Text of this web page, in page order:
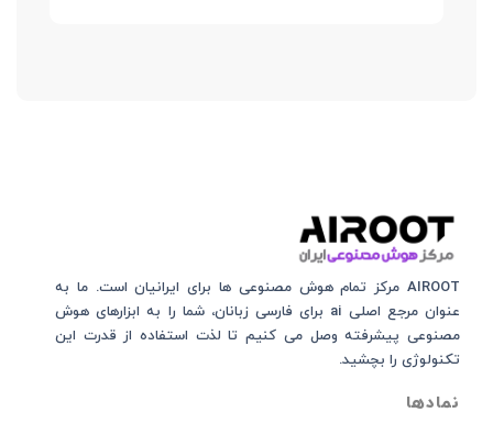
AIROOT مرکز تمام هوش مصنوعی‌‌‌ ها برای ایرانیان است. ما به
عنوان مرجع اصلی ai برای فارسی زبانان، شما را به ابزارهای هوش
مصنوعی پیشرفته وصل می کنیم تا لذت استفاده از قدرت این
تکنولوژی را بچشید.
نمادها